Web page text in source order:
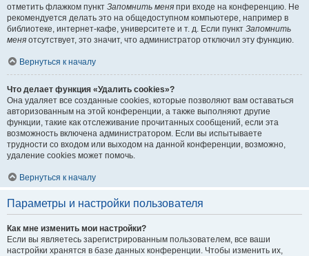
отметить флажком пункт Запомнить меня при входе на конференцию. Не
рекомендуется делать это на общедоступном компьютере, например в
библиотеке, интернет-кафе, университете и т. д. Если пункт Запомнить
меня отсутствует, это значит, что администратор отключил эту функцию.
Вернуться к началу
Что делает функция «Удалить cookies»?
Она удаляет все созданные cookies, которые позволяют вам оставаться
авторизованным на этой конференции, а также выполняют другие
функции, такие как отслеживание прочитанных сообщений, если эта
возможность включена администратором. Если вы испытываете
трудности со входом или выходом на данной конференции, возможно,
удаление cookies может помочь.
Вернуться к началу
Параметры и настройки пользователя
Как мне изменить мои настройки?
Если вы являетесь зарегистрированным пользователем, все ваши
настройки хранятся в базе данных конференции. Чтобы изменить их,